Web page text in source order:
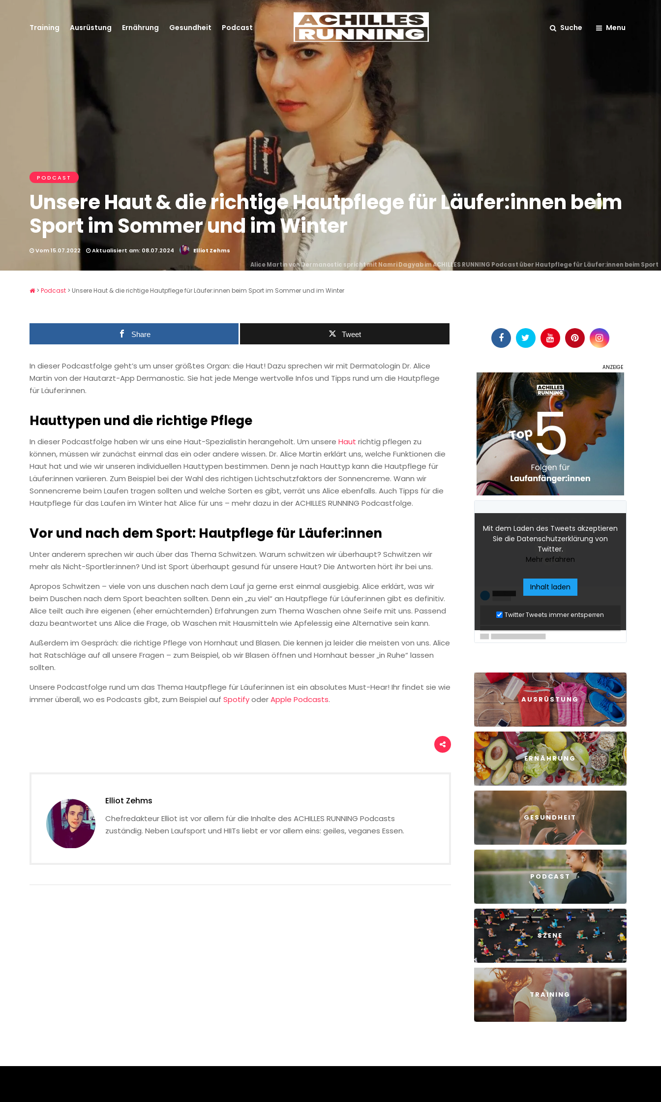
Training Ausrüstung Ernährung Gesundheit Podcast Suche Menu
PODCAST
Unsere Haut & die richtige Hautpflege für Läufer:innen beim
Sport im Sommer und im Winter
Vom 15.07.2022 Aktualisiert am: 08.07.2024
Elliot Zehms
Alice Martin von Dermanostic spricht mit Namri Dagyab im ACHILLES RUNNING Podcast über Hautpflege für Läufer:innen beim Sport
> Podcast > Unsere Haut & die richtige Hautpflege für Läufer:innen beim Sport im Sommer und im Winter
Share Tweet
In dieser Podcastfolge geht’s um unser größtes Organ: die Haut! Dazu sprechen wir mit Dermatologin Dr. Alice
Martin von der Hautarzt-App Dermanostic. Sie hat jede Menge wertvolle Infos und Tipps rund um die Hautpflege
für Läufer:innen.
Hauttypen und die richtige Pflege
In dieser Podcastfolge haben wir uns eine Haut-Spezialistin herangeholt. Um unsere Haut richtig pflegen zu
können, müssen wir zunächst einmal das ein oder andere wissen. Dr. Alice Martin erklärt uns, welche Funktionen die
Haut hat und wie wir unseren individuellen Hauttypen bestimmen. Denn je nach Hauttyp kann die Hautpflege für
Läufer:innen variieren. Zum Beispiel bei der Wahl des richtigen Lichtschutzfaktors der Sonnencreme. Wann wir
Sonnencreme beim Laufen tragen sollten und welche Sorten es gibt, verrät uns Alice ebenfalls. Auch Tipps für die
Hautpflege für das Laufen im Winter hat Alice für uns – mehr dazu in der ACHILLES RUNNING Podcastfolge.
Vor und nach dem Sport: Hautpflege für Läufer:innen
Unter anderem sprechen wir auch über das Thema Schwitzen. Warum schwitzen wir überhaupt? Schwitzen wir
mehr als Nicht-Sportler:innen? Und ist Sport überhaupt gesund für unsere Haut? Die Antworten hört ihr bei uns.
Apropos Schwitzen – viele von uns duschen nach dem Lauf ja gerne erst einmal ausgiebig. Alice erklärt, was wir
beim Duschen nach dem Sport beachten sollten. Denn ein „zu viel“ an Hautpflege für Läufer:innen gibt es definitiv.
Alice teilt auch ihre eigenen (eher ernüchternden) Erfahrungen zum Thema Waschen ohne Seife mit uns. Passend
dazu beantwortet uns Alice die Frage, ob Waschen mit Hausmitteln wie Apfelessig eine Alternative sein kann.
Außerdem im Gespräch: die richtige Pflege von Hornhaut und Blasen. Die kennen ja leider die meisten von uns. Alice
hat Ratschläge auf all unsere Fragen – zum Beispiel, ob wir Blasen öffnen und Hornhaut besser „in Ruhe“ lassen
sollten.
Unsere Podcastfolge rund um das Thema Hautpflege für Läufer:innen ist ein absolutes Must-Hear! Ihr findet sie wie
immer überall, wo es Podcasts gibt, zum Beispiel auf SpotifyoderApple Podcasts.
Elliot Zehms
Chefredakteur Elliot ist vor allem für die Inhalte des ACHILLES RUNNING Podcasts
zuständig. Neben Laufsport und HIITs liebt er vor allem eins: geiles, veganes Essen.
Mit dem Laden des Tweets akzeptieren
Sie die Datenschutzerklärung von
Twitter.
Mehr erfahren
Inhalt laden
Twitter Tweets immer entsperren
AUSRÜSTUNG
ERNÄHRUNG
GESUNDHEIT
PODCAST
SZENE
TRAINING